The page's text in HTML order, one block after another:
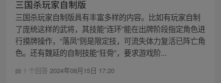
三国杀玩家自制版
三国杀玩家自制版具有丰富多样的内容。比如有玩家自制
了庞统这样的武将，其技能“连环”能在出牌阶段指定角色进
行摸牌操作，“落凤”则是限定技，可流失体力复活已阵亡角
色。还有魏延的自制技能“狂骨”，要求游戏阶...
1 个回答 2024年08月15日 17:20